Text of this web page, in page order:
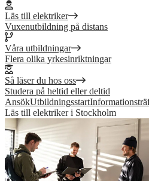
Läs till elektriker
Vuxenutbildning på distans
Våra utbildningar
Flera olika yrkesinriktningar
Så läser du hos oss
Studera på heltid eller deltid
AnsökUtbildningsstart
Läs till elektriker i Stockholm